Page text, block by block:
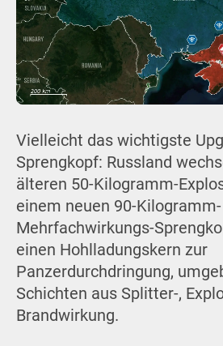
Vielleicht das wichtigste
Sprengkopf: Russland
älteren 50-Kilogramm-
einem neuen 90-Kilogramm-
Mehrfachwirkungs-
einen Hohlladungskern zur
Panzerdurchdringung,
Schichten aus Splitter-,
Brandwirkung.